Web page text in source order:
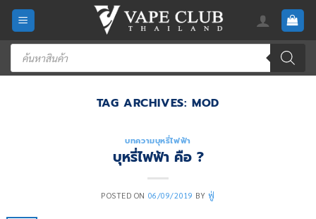
Skip
content
Products
search
TAG ARCHIVES: MOD
บทความบุหรี่ไฟฟ้า
บุหรี่ไฟฟ้า คือ ?
POSTED ON 06/09/2019 BYฟู่